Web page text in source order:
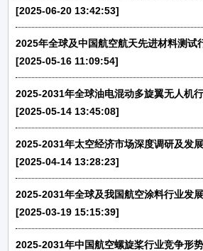
[2025-06-20 13:42:53]
[2025-05-16 11:09:54]
[2025-05-14 13:45:08]
[2025-04-14 13:28:23]
[2025-03-19 15:15:39]